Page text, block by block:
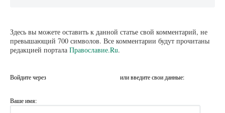
Здесь вы можете оставить к данной статье свой комментарий, не
превышающий 700 символов. Все комментарии будут прочитаны
редакцией портала Православие.Ru.
Войдите через или введите свои данные:
Ваше имя: